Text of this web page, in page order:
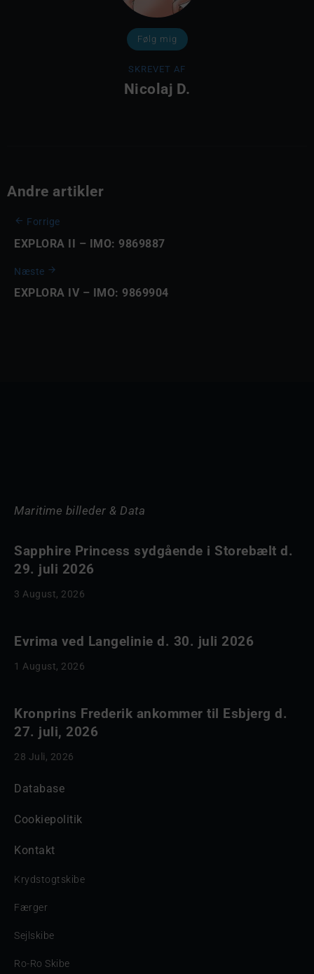
Følg mig
SKREVET AF
Nicolaj D.
Andre artikler
Forrige
EXPLORA II – IMO: 9869887
Næste
EXPLORA IV – IMO: 9869904
Maritime billeder & Data
Sapphire Princess sydgående i Storebælt d.
29. juli 2026
3 August, 2026
Evrima ved Langelinie d. 30. juli 2026
1 August, 2026
Kronprins Frederik ankommer til Esbjerg d.
27. juli, 2026
28 Juli, 2026
Database
Cookiepolitik
Kontakt
Krydstogtskibe
Færger
Sejlskibe
Ro-Ro Skibe